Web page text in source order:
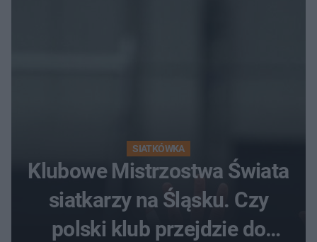
SIATKÓWKA
Klubowe Mistrzostwa Świata
siatkarzy na Śląsku. Czy
polski klub przejdzie do